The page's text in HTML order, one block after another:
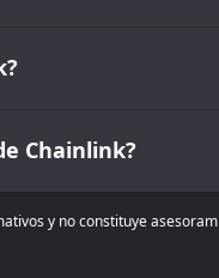
Chainlink?
y no constituye